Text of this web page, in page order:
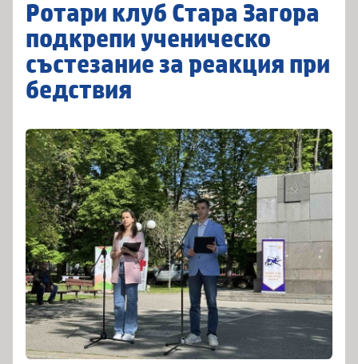
Ротари клуб Стара Загора
подкрепи ученическо
състезание за реакция при
бедствия